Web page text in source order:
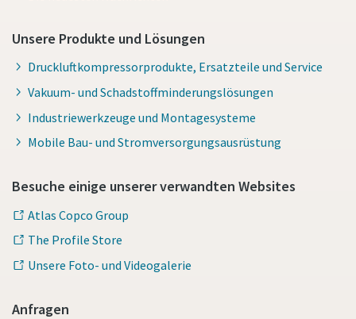
Unsere Produkte und Lösungen
Druckluftkompressorprodukte, Ersatzteile und Service
Vakuum- und Schadstoffminderungslösungen
Industriewerkzeuge und Montagesysteme
Mobile Bau- und Stromversorgungsausrüstung
Besuche einige unserer verwandten Websites
Atlas Copco Group
The Profile Store
Unsere Foto- und Videogalerie
Anfragen